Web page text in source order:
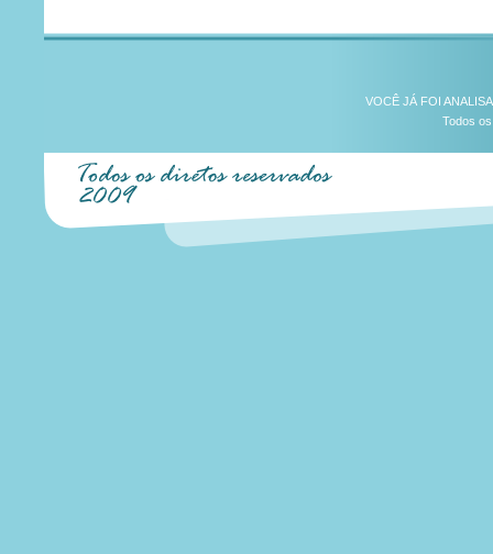
VOCÊ JÁ FOI
Todos